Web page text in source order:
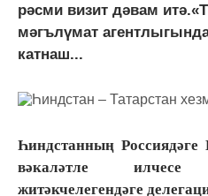
рәсми визит дәвам
мәгълүмат
катнаш...
Һиндстанның
вәкаләтле
житәкчелегендәге